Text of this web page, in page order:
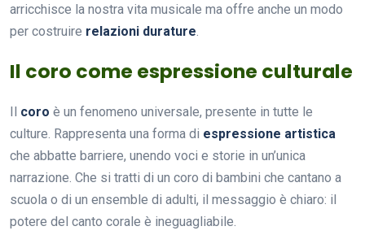
arricchisce la nostra vita musicale ma offre anche un modo
per costruire relazioni durature.
Il coro come espressione culturale
coro è un fenomeno universale, presente in tutte le
culture. Rappresenta una forma di espressione artistica
che abbatte barriere, unendo voci e storie in un’unica
narrazione. Che si tratti di un coro di bambini che cantano a
scuola o di un ensemble di adulti, il messaggio è chiaro: il
potere del canto corale è ineguagliabile.